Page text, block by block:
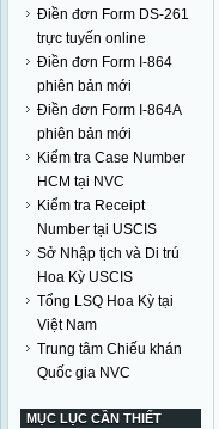
Điền đơn Form DS-261
trực tuyến online
Điền đơn Form I-864
phiên bản mới
Điền đơn Form I-864A
phiên bản mới
Kiểm tra Case Number
HCM tại NVC
Kiểm tra Receipt
Number tại USCIS
Sở Nhập tịch và Di trú
Hoa Kỳ USCIS
Tổng LSQ Hoa Kỳ tại
Việt Nam
Trung tâm Chiếu khán
Quốc gia NVC
MỤC LỤC CẦN THIẾT